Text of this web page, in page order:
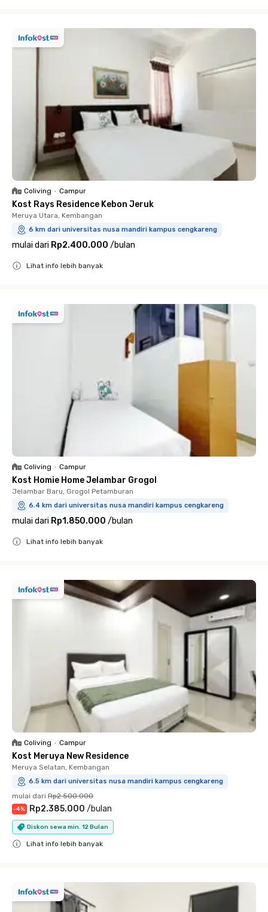
Coliving • Campur
Kost Rays Residence Kebon Jeruk
Meruya Utara, Kembangan
6 km dari universitas nusa mandiri kampus cengkareng
mulai dari Rp2.400.000 /bulan
Lihat info lebih banyak
Coliving • Campur
Kost Homie Home Jelambar Grogol
Jelambar Baru, Grogol Petamburan
6.4 km dari universitas nusa mandiri kampus cengkareng
mulai dari Rp1.850.000 /bulan
Lihat info lebih banyak
Coliving • Campur
Kost Meruya New Residence
Meruya Selatan, Kembangan
6.5 km dari universitas nusa mandiri kampus cengkareng
mulai dari Rp2.500.000
-4% Rp2.385.000 /bulan
Diskon sewa min. 12 Bulan
Lihat info lebih banyak